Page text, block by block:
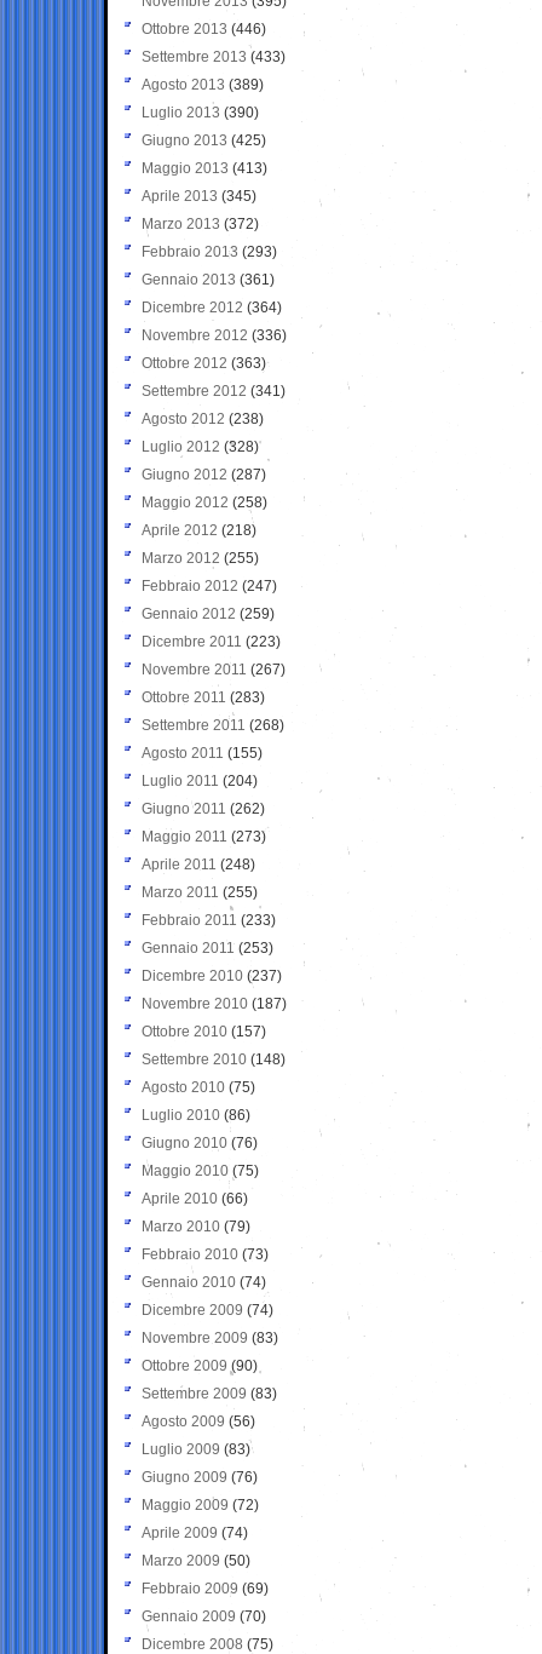
Ottobre 2013 (446)
Settembre 2013 (433)
Agosto 2013 (389)
Luglio 2013 (390)
Giugno 2013 (425)
Maggio 2013 (413)
Aprile 2013 (345)
Marzo 2013 (372)
Febbraio 2013 (293)
Gennaio 2013 (361)
Dicembre 2012 (364)
Novembre 2012 (336)
Ottobre 2012 (363)
Settembre 2012 (341)
Agosto 2012 (238)
Luglio 2012 (328)
Giugno 2012 (287)
Maggio 2012 (258)
Aprile 2012 (218)
Marzo 2012 (255)
Febbraio 2012 (247)
Gennaio 2012 (259)
Dicembre 2011 (223)
Novembre 2011 (267)
Ottobre 2011 (283)
Settembre 2011 (268)
Agosto 2011 (155)
Luglio 2011 (204)
Giugno 2011 (262)
Maggio 2011 (273)
Aprile 2011 (248)
Marzo 2011 (255)
Febbraio 2011 (233)
Gennaio 2011 (253)
Dicembre 2010 (237)
Novembre 2010 (187)
Ottobre 2010 (157)
Settembre 2010 (148)
Agosto 2010 (75)
Luglio 2010 (86)
Giugno 2010 (76)
Maggio 2010 (75)
Aprile 2010 (66)
Marzo 2010 (79)
Febbraio 2010 (73)
Gennaio 2010 (74)
Dicembre 2009 (74)
Novembre 2009 (83)
Ottobre 2009 (90)
Settembre 2009 (83)
Agosto 2009 (56)
Luglio 2009 (83)
Giugno 2009 (76)
Maggio 2009 (72)
Aprile 2009 (74)
Marzo 2009 (50)
Febbraio 2009 (69)
Gennaio 2009 (70)
Dicembre 2008 (75)